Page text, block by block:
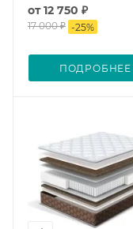
от12 750 ₽
17 000 ₽ -25%
ПОДРОБНЕЕ